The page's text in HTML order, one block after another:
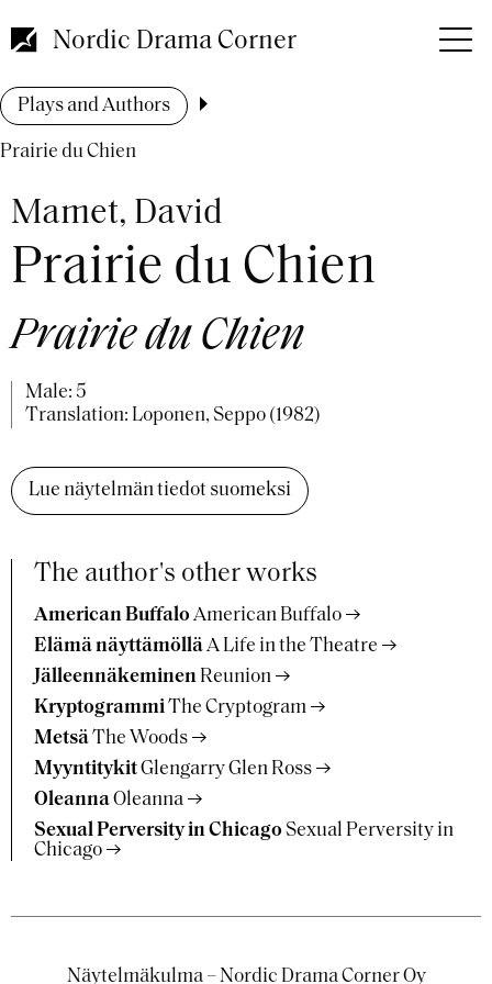
to
main
Nordic Drama Corner
Breadcrumb
Plays and Authors
Prairie du Chien
Mamet, David
Prairie du Chien
Prairie du Chien
Male: 5
Translation: Loponen, Seppo (1982)
Lue näytelmän tiedot suomeksi
The author's other works
American BuffaloAmerican Buffalo
Elämä näyttämölläA Life in the Theatre
Jälleennäkeminen Reunion
KryptogrammiThe Cryptogram
MetsäThe Woods
MyyntitykitGlengarry Glen Ross
OleannaOleanna
Sexual Perversity in ChicagoSexual Perversity in
Chicago
Näytelmäkulma – Nordic Drama Corner Oy